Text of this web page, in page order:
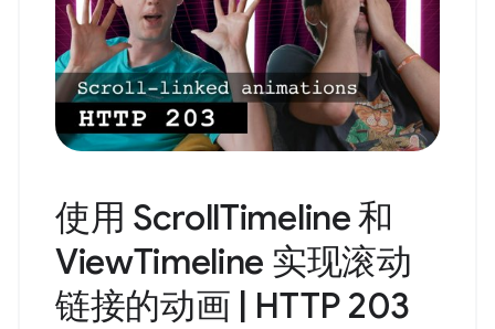
使用 ScrollTimeline 和
ViewTimeline 实现滚动
链接的动画 | HTTP 203